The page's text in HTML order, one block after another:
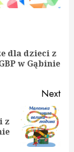
dla dzieci z
w Gąbinie
Next
z